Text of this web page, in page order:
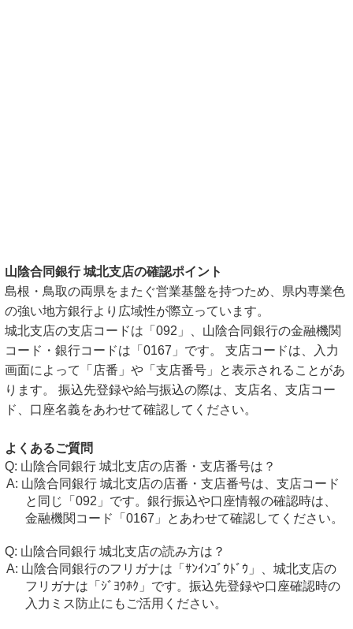
山陰合同銀行 城北支店の確認ポイント
島根・鳥取の両県をまたぐ営業基盤を持つため、県内専業色
の強い地方銀行より広域性が際立っています。
城北支店の支店コードは「092」、山陰合同銀行の金融機関
コード・銀行コードは「0167」です。 支店コードは、入力
画面によって「店番」や「支店番号」と表示されることがあ
ります。 振込先登録や給与振込の際は、支店名、支店コー
ド、口座名義をあわせて確認してください。
よくあるご質問
山陰合同銀行 城北支店の店番・支店番号は？
山陰合同銀行 城北支店の店番・支店番号は、支店コード
と同じ「092」です。銀行振込や口座情報の確認時は、
金融機関コード「0167」とあわせて確認してください。
山陰合同銀行 城北支店の読み方は？
山陰合同銀行のフリガナは「ｻﾝｲﾝｺﾞｳﾄﾞｳ」、城北支店の
フリガナは「ｼﾞﾖｳﾎｸ」です。振込先登録や口座確認時の
入力ミス防止にもご活用ください。